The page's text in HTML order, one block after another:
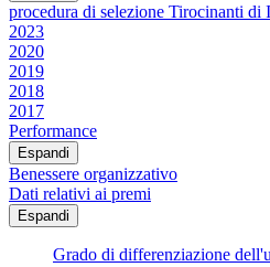
procedura di selezione Tirocinanti di
2023
2020
2019
2018
2017
Performance
Espandi
Benessere organizzativo
Dati relativi ai premi
Espandi
Grado di differenziazione